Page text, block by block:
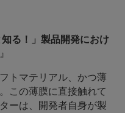
る！」製品開発におけ
』
トマテリアル、かつ薄
この薄膜に直接触れて
ーは、開発者自身が製